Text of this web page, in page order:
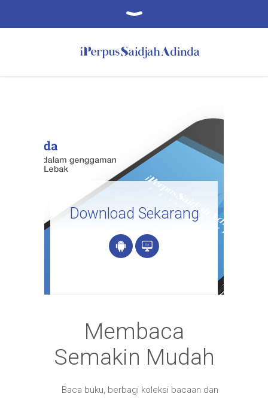
Download Sekarang
Membaca
Semakin Mudah
Baca buku, berbagi koleksi bacaan dan